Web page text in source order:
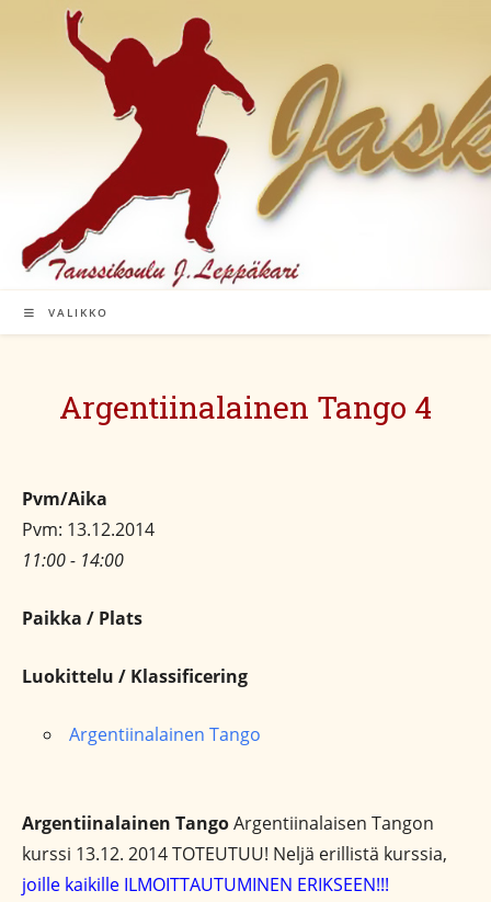
VALIKKO
Argentiinalainen Tango 4
Pvm/Aika
Pvm: 13.12.2014
11:00 - 14:00
Paikka / Plats
Luokittelu / Klassificering
Argentiinalainen Tango
Argentiinalainen TangoArgentiinalaisen Tangon
kurssi 13.12. 2014 TOTEUTUU! Neljä erillistä kurssia,
joille kaikille ILMOITTAUTUMINEN ERIKSEEN!!!